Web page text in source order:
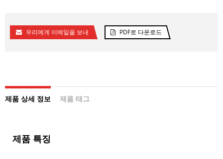
우리에게 이메일을 보내 PDF로 다운로드
제품 상세 정보 제품 태그
제품 특징